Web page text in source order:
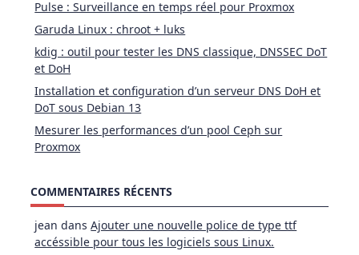
Pulse : Surveillance en temps réel pour Proxmox
Garuda Linux : chroot + luks
kdig : outil pour tester les DNS classique, DNSSEC DoT
et DoH
Installation et configuration d’un serveur DNS DoH et
DoT sous Debian 13
Mesurer les performances d’un pool Ceph sur
Proxmox
COMMENTAIRES RÉCENTS
jean dansAjouter une nouvelle police de type ttf
accéssible pour tous les logiciels sous Linux.